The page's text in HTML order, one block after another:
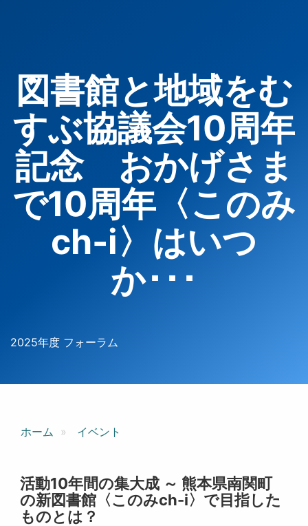
図書館と地域をむ
すぶ協議会10周年
記念 おかげさま
で10周年〈このみ
ch-i〉はいつ
か･･･
2025年度 フォーラム
ホーム イベント
活動10年間の集大成 ～ 熊本県南関町
の新図書館〈このみch-i〉で目指した
ものとは？